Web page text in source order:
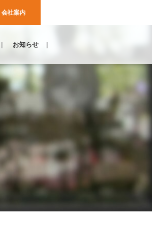
会社案内
お知らせ